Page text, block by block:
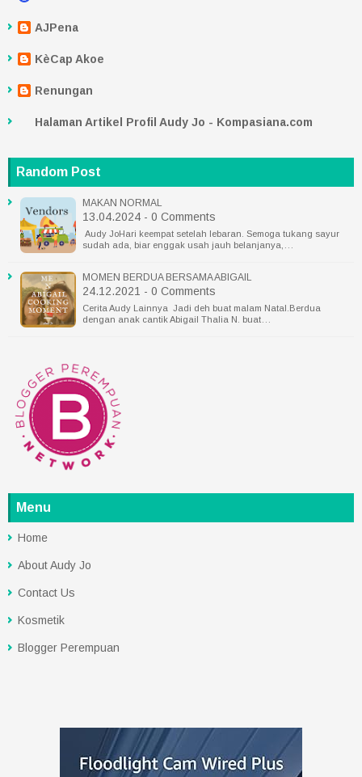
AJPena
KèCap Akoe
Renungan
Halaman Artikel Profil Audy Jo - Kompasiana.com
Random Post
MAKAN NORMAL
13.04.2024 - 0 Comments
Audy JoHari keempat setelah lebaran. Semoga tukang sayur
sudah ada, biar enggak usah jauh belanjanya,…
MOMEN BERDUA BERSAMA ABIGAIL
24.12.2021 - 0 Comments
Cerita Audy Lainnya Jadi deh buat malam Natal.Berdua
dengan anak cantik Abigail Thalia N. buat…
Menu
Home
About Audy Jo
Contact Us
Kosmetik
Blogger Perempuan